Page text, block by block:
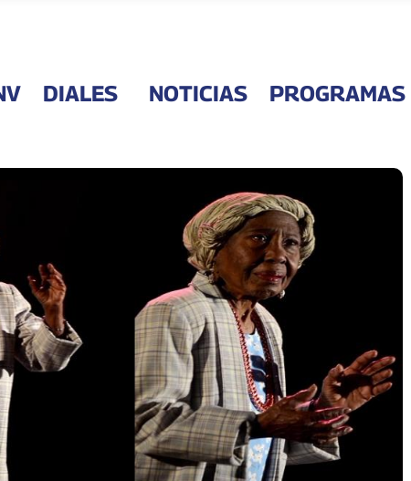
DIALES NOTICIAS PROGRAMAS